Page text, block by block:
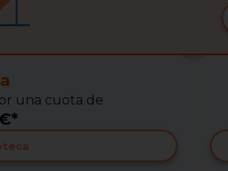
una cuota de